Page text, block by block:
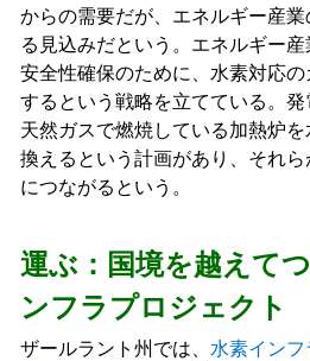
からの需要だが、エネルギー産
る見込みだという。エネルギー
安全性確保のために、水素対応
するという戦略を立てている。発
天然ガスで燃焼している加熱炉
換えるという計画があり、それ
につながるという。
運ぶ：国境を越えて
ンフラプロジェクト
ザールラント州では、 水素インフ